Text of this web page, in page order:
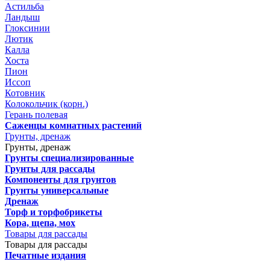
Астильба
Ландыш
Глоксинии
Лютик
Калла
Хоста
Пион
Иссоп
Котовник
Колокольчик (корн.)
Герань полевая
Саженцы комнатных растений
Грунты, дренаж
Грунты, дренаж
Грунты специализированные
Грунты для рассады
Компоненты для грунтов
Грунты универсальные
Дренаж
Торф и торфобрикеты
Кора, щепа, мох
Товары для рассады
Товары для рассады
Печатные издания